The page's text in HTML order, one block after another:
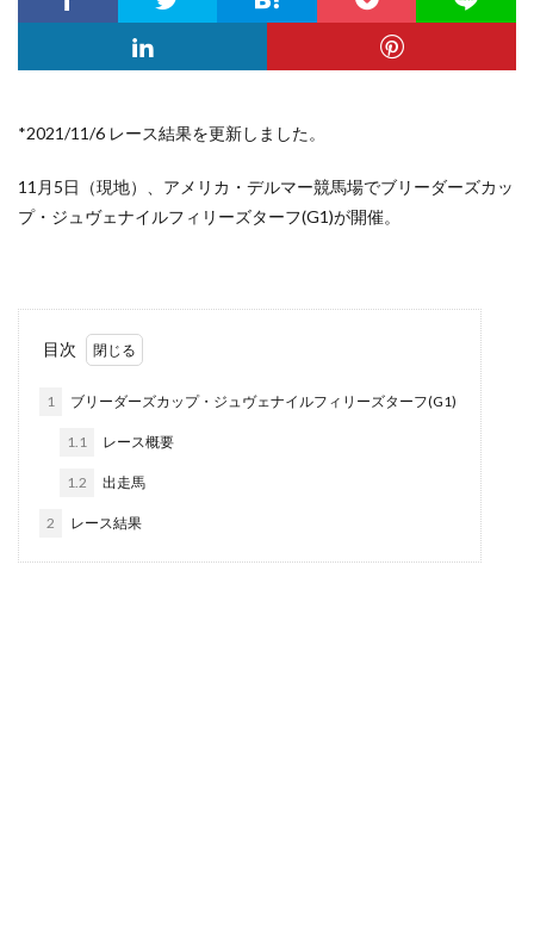
*2021/11/6 レース結果を更新しました。
11月5日（現地）、アメリカ・デルマー競馬場でブリーダーズカッ
プ・ジュヴェナイルフィリーズターフ(G1)が開催。
目次
1 ブリーダーズカップ・ジュヴェナイルフィリーズターフ(G1)
1.1 レース概要
1.2 出走馬
2 レース結果